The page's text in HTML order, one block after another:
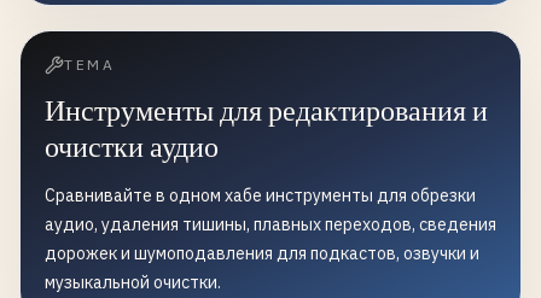
ТЕМА
Инструменты для редактирования и
очистки аудио
Сравнивайте в одном хабе инструменты для обрезки
аудио, удаления тишины, плавных переходов, сведения
дорожек и шумоподавления для подкастов, озвучки и
музыкальной очистки.